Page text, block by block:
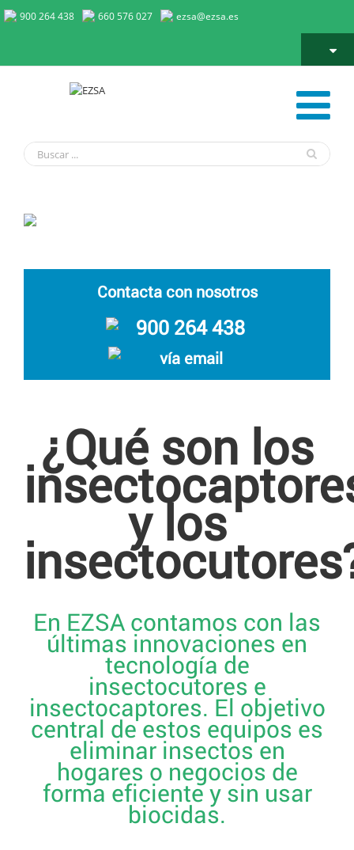
900 264 438 660 576 027 ezsa@ezsa.es
Contacta con nosotros
900 264 438
vía email
¿Qué son los
y los
En EZSA contamos con las
últimas innovaciones en
tecnología de
insectocutores e
insectocaptores. El objetivo
central de estos equipos es
eliminar insectos en
hogares o negocios de
forma eficiente y sin usar
biocidas.